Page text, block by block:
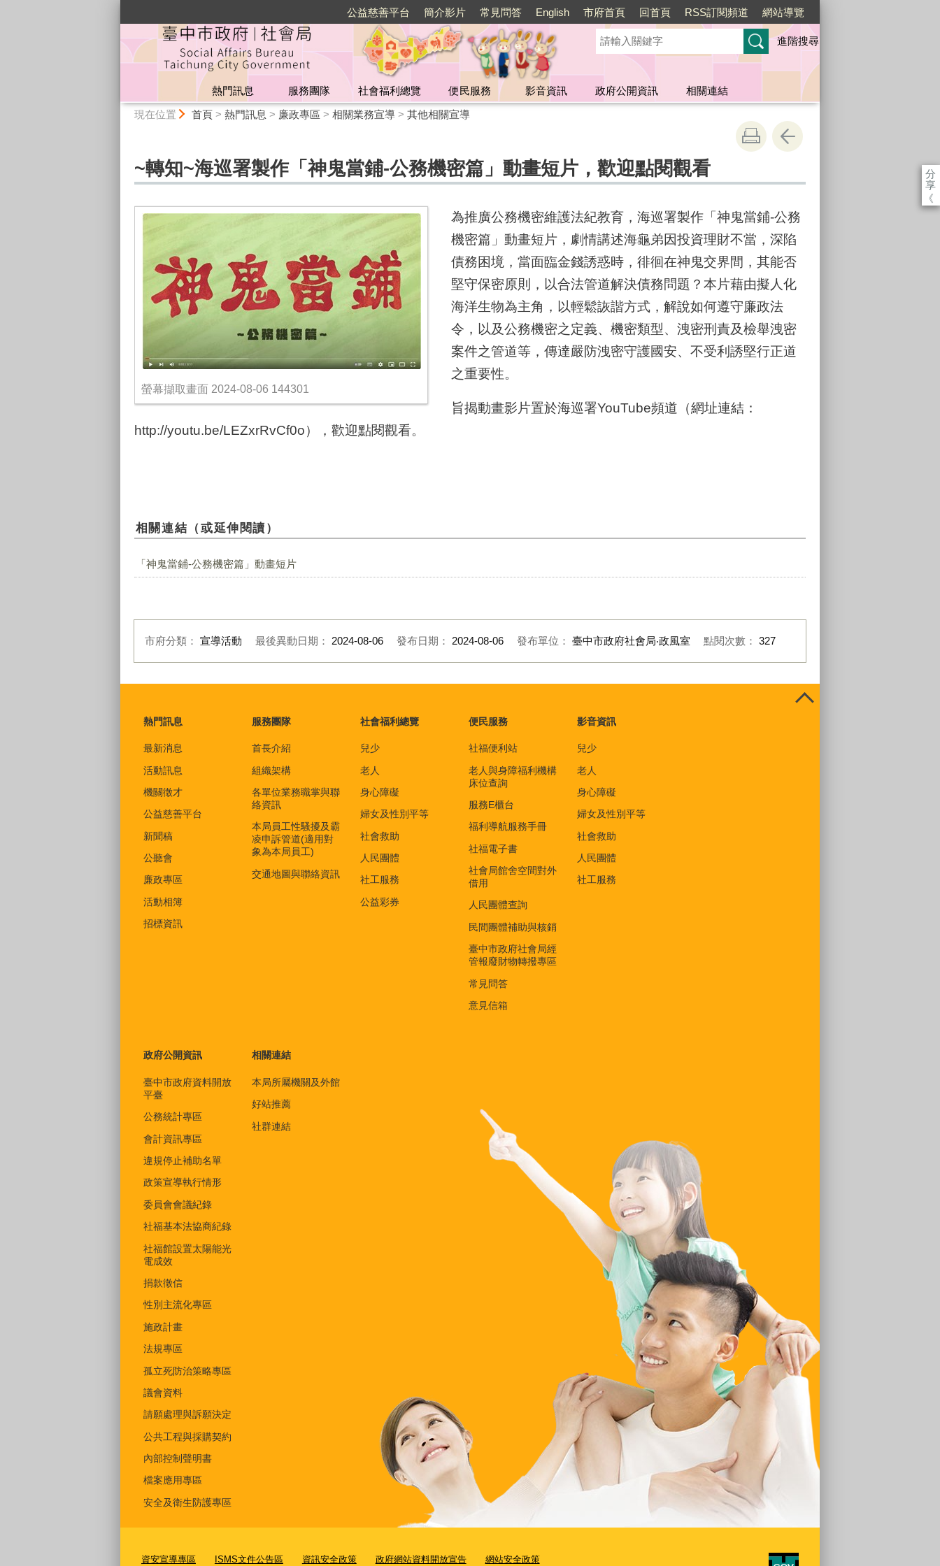
公益慈善平台 簡介影片 常見問答 English 市府首頁 回首頁 RSS訂閱頻道 網站導覽
進階搜尋
熱門訊息 服務團隊 社會福利總覽 便民服務 影音資訊 政府公開資訊
相關連結
現在位置 首頁> 熱門訊息 > 廉政專區 > 相關業務宣導> 其他相關宣導
分
享
《
~轉知~海巡署製作「神鬼當鋪-公務機密篇」動畫短片，歡迎點閱觀看
螢幕擷取畫面 2024-08-06 144301
為推廣公務機密維護法紀教育，海巡署製作「神鬼當鋪-公務
機密篇」動畫短片，劇情講述海龜弟因投資理財不當，深陷
債務困境，當面臨金錢誘惑時，徘徊在神鬼交界間，其能否
堅守保密原則，以合法管道解決債務問題？本片藉由擬人化
海洋生物為主角，以輕鬆詼諧方式，解說如何遵守廉政法
令，以及公務機密之定義、機密類型、洩密刑責及檢舉洩密
案件之管道等，傳達嚴防洩密守護國安、不受利誘堅行正道
之重要性。
旨揭動畫影片置於海巡署YouTube頻道（網址連結：
http://youtu.be/LEZxrRvCf0o），歡迎點閱觀看。
相關連結（或延伸閱讀）
「神鬼當鋪-公務機密篇」動畫短片
市府分類： 宣導活動 最後異動日期： 2024-08-06 發布日期： 2024-08-06 發布單位： 臺中市政府社會局‧政風室 點閱次數： 327
熱門訊息
最新消息
活動訊息
機關徵才
公益慈善平台
新聞稿
公聽會
廉政專區
活動相簿
招標資訊
服務團隊
首長介紹
組織架構
各單位業務職掌與聯
絡資訊
本局員工性騷擾及霸
凌申訴管道(適用對
象為本局員工)
交通地圖與聯絡資訊
社會福利總覽
兒少
老人
身心障礙
婦女及性別平等
社會救助
人民團體
社工服務
公益彩券
便民服務
社福便利站
老人與身障福利機構
床位查詢
服務E櫃台
福利導航服務手冊
社福電子書
社會局館舍空間對外
借用
人民團體查詢
民間團體補助與核銷
臺中市政府社會局經
管報廢財物轉撥專區
常見問答
意見信箱
影音資訊
兒少
老人
身心障礙
婦女及性別平等
社會救助
人民團體
社工服務
政府公開資訊
臺中市政府資料開放
平臺
公務統計專區
會計資訊專區
違規停止補助名單
政策宣導執行情形
委員會會議紀錄
社福基本法協商紀錄
社福館設置太陽能光
電成效
捐款徵信
性別主流化專區
施政計畫
法規專區
孤立死防治策略專區
議會資料
請願處理與訴願決定
公共工程與採購契約
內部控制聲明書
檔案應用專區
安全及衛生防護專區
相關連結
本局所屬機關及外館
好站推薦
社群連結
資安宣導專區 ISMS文件公告區 資訊安全政策 政府網站資料開放宣告 網站安全政策